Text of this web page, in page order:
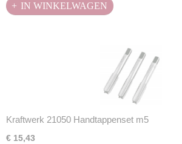
IN WINKELWAGEN
Kraftwerk 21050 Handtappenset m5
€ 15,43